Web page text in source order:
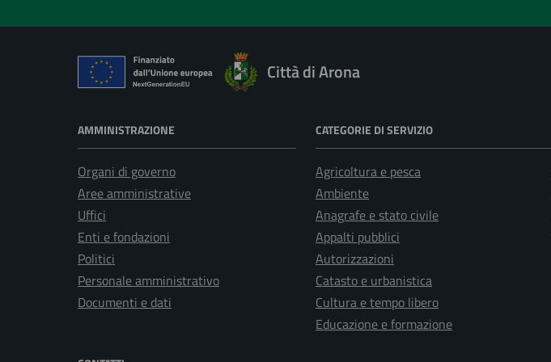
Città di Arona
AMMINISTRAZIONE
Organi di governo
Aree amministrative
Uffici
Enti e fondazioni
Politici
Personale amministrativo
Documenti e dati
CATEGORIE DI SERVIZIO
Agricoltura e pesca
Ambiente
Anagrafe e stato civile
Appalti pubblici
Autorizzazioni
Catasto e urbanistica
Cultura e tempo libero
Educazione e formazione